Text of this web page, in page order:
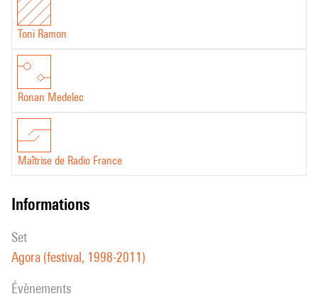
Toni Ramon
Ronan Medelec
Maîtrise de Radio France
informations
set
Agora (festival, 1998-2011)
évènements